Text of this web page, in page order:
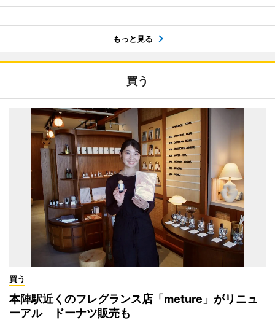
もっと見る
買う
買う
本陣駅近くのフレグランス店「meture」がリニュ
ーアル ドーナツ販売も